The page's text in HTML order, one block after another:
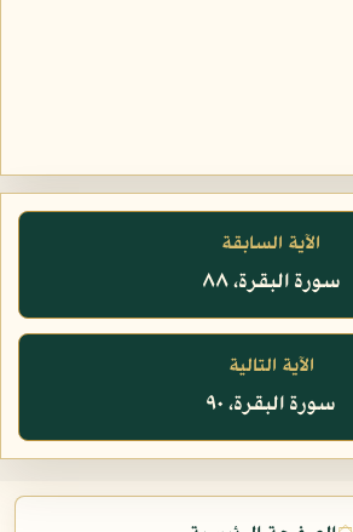
الآية السابقة
سورة البقرة، ٨٨
الآية التالية
سورة البقرة، ٩٠